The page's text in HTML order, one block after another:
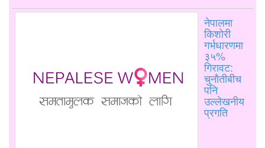
नेपालमा
किशोरी
गर्भधारणमा
३५%
गिरावट:
चुनौतीबीच
पनि
उल्लेखनीय
प्रगति